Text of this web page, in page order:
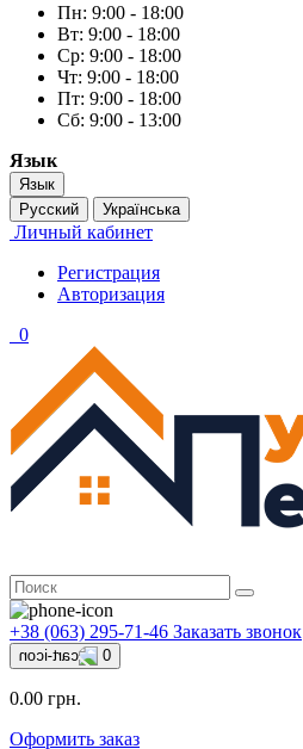
Пн: 9:00 - 18:00
Вт: 9:00 - 18:00
Ср: 9:00 - 18:00
Чт: 9:00 - 18:00
Пт: 9:00 - 18:00
Сб: 9:00 - 13:00
Язык
Язык
Русский
Українська
Личный кабинет
Регистрация
Авторизация
0
+38 (063) 295-71-46 Заказать звонок
0
0.00 грн.
Оформить заказ